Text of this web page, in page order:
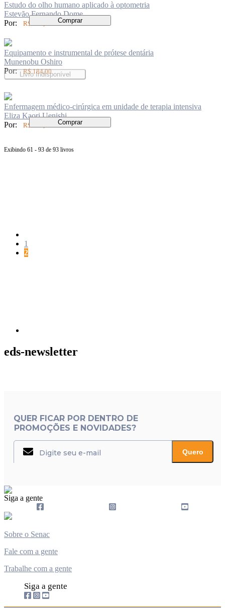
Estudo do olho humano aplicado à optometria
Estevão Fernando Dome
Por:
R$ 150,00 Comprar
Equipamento e instrumental de prótese dentária
Munenobu Oshiro
Por:
R$ 184,00
Livro Indisponível
Enfermagem médico-cirúrgica em unidade de terapia intensiva
Eliza Kaori Uenishi
Por:
R$ 149,00 Comprar
Exibindo 61 - 93 de 93 livros
Página
1
Página
2
eds-newsletter
QUER FICAR POR DENTRO DE
PROMOÇÕES E NOVIDADES?
Quero
Siga a gente
Sobre o Senac
Fale com a gente
Trabalhe com a gente
Siga a gente